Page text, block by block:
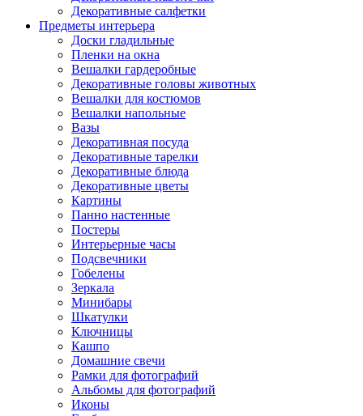
Декоративные салфетки
Предметы интерьера
Доски гладильные
Пленки на окна
Вешалки гардеробные
Декоративные головы животных
Вешалки для костюмов
Вешалки напольные
Вазы
Декоративная посуда
Декоративные тарелки
Декоративные блюда
Декоративные цветы
Картины
Панно настенные
Постеры
Интерьерные часы
Подсвечники
Гобелены
Зеркала
Минибары
Шкатулки
Ключницы
Кашпо
Домашние свечи
Рамки для фотографий
Альбомы для фотографий
Иконы